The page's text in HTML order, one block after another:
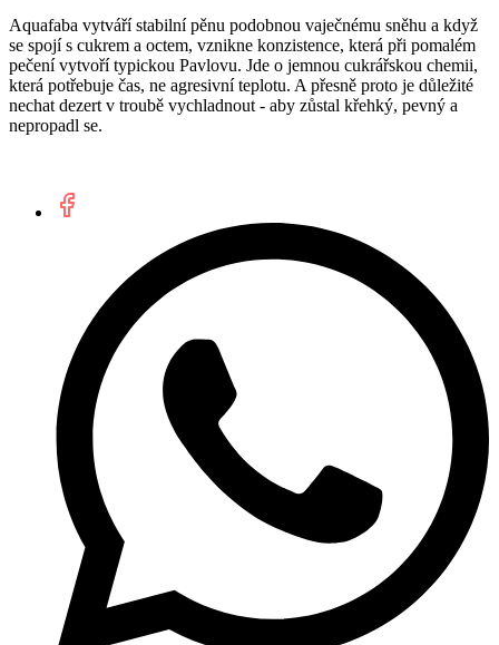
Aquafaba vytváří stabilní pěnu podobnou vaječnému sněhu a když
se spojí s cukrem a octem, vznikne konzistence, která při pomalém
pečení vytvoří typickou Pavlovu. Jde o jemnou cukrářskou chemii,
která potřebuje čas, ne agresivní teplotu. A přesně proto je důležité
nechat dezert v troubě vychladnout - aby zůstal křehký, pevný a
nepropadl se.